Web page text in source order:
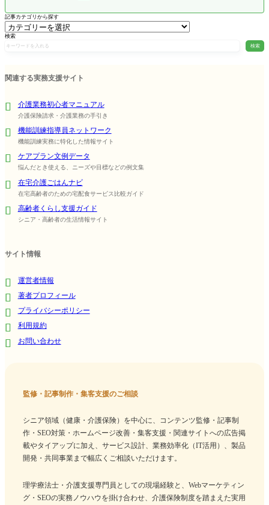
記事カテゴリから探す
検索
検索
関連する実務支援サイト
介護業務初心者マニュアル
介護保険請求・介護業務の手引き
機能訓練指導員ネットワーク
機能訓練実務に特化した情報サイト
ケアプラン文例データ
悩んだとき使える、ニーズや目標などの例文集
在宅介護ごはんナビ
在宅高齢者のための宅配食サービス比較ガイド
高齢者くらし支援ガイド
シニア・高齢者の生活情報サイト
サイト情報
運営者情報
著者プロフィール
プライバシーポリシー
利用規約
お問い合わせ
監修・記事制作・集客支援のご相談
シニア領域（健康・介護保険）を中心に、コンテンツ監修・記事制
作・SEO対策・ホームページ改善・集客支援・関連サイトへの広告掲
載やタイアップに加え、サービス設計、業務効率化（IT活用）、製品
開発・共同事業まで幅広くご相談いただけます。
理学療法士・介護支援専門員としての現場経験と、Webマーケティン
グ・SEOの実務ノウハウを掛け合わせ、介護保険制度を踏まえた実用